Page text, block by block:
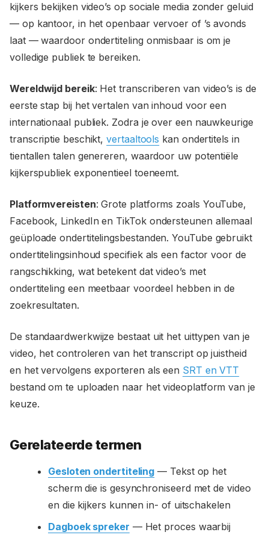
kijkers bekijken video’s op sociale media zonder geluid
— op kantoor, in het openbaar vervoer of ’s avonds
laat — waardoor ondertiteling onmisbaar is om je
volledige publiek te bereiken.
Wereldwijd bereik: Het transcriberen van video’s is de
eerste stap bij het vertalen van inhoud voor een
internationaal publiek. Zodra je over een nauwkeurige
transcriptie beschikt,vertaaltools kan ondertitels in
tientallen talen genereren, waardoor uw potentiële
kijkerspubliek exponentieel toeneemt.
Platformvereisten: Grote platforms zoals YouTube,
Facebook, LinkedIn en TikTok ondersteunen allemaal
geüploade ondertitelingsbestanden. YouTube gebruikt
ondertitelingsinhoud specifiek als een factor voor de
rangschikking, wat betekent dat video’s met
ondertiteling een meetbaar voordeel hebben in de
zoekresultaten.
De standaardwerkwijze bestaat uit het uittypen van je
video, het controleren van het transcript op juistheid
en het vervolgens exporteren als een SRT en VTT
bestand om te uploaden naar het videoplatform van je
keuze.
Gerelateerde termen
Gesloten ondertiteling — Tekst op het
scherm die is gesynchroniseerd met de video
en die kijkers kunnen in- of uitschakelen
Dagboek spreker — Het proces waarbij